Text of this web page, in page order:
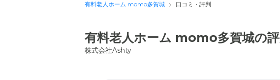
有料老人ホーム momo多賀城 口コミ・評判
有料老人ホーム momo多賀城の
株式会社Ashty